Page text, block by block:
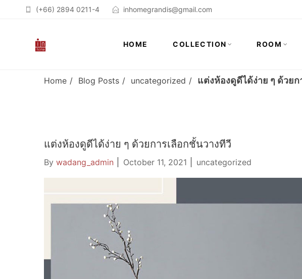
(+66) 2894 0211-4 inhomegrandis@gmail.com
HOME COLLECTION ROOM
Home Blog Posts uncategorized แต่งห้องดูดีได้ง่าย ๆ ด้วยก
แต่งห้องดูดีได้ง่าย ๆ ด้วยการเลือกชั้นวางทีวี
By wadang_admin October 11, 2021 uncategorized